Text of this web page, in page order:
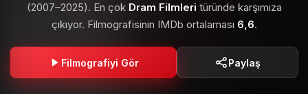
(2007–2025). En çok Dram Filmleri türünde karşımıza
çıkıyor. Filmografisinin IMDb ortalaması 6,6.
Filmografiyi Gör Paylaş